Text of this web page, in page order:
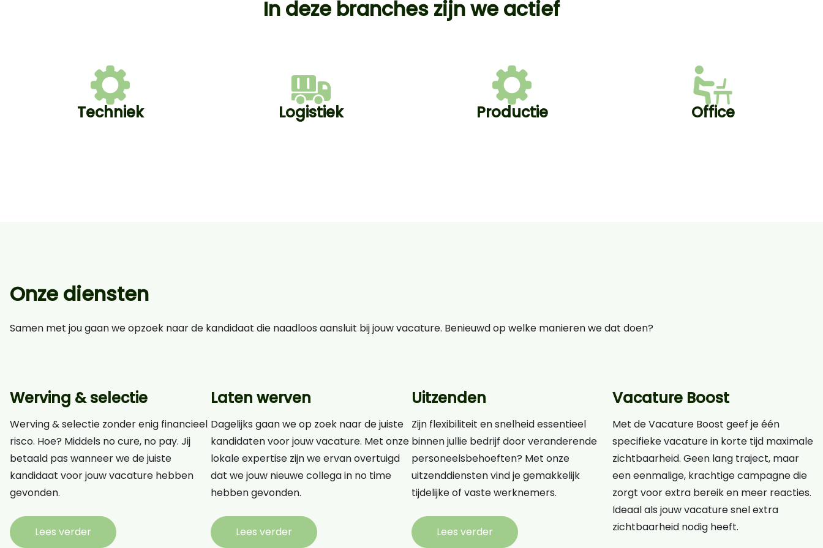
In deze branches zijn we actief
Techniek Logistiek Productie Office
Onze diensten
Samen met jou gaan we opzoek naar de kandidaat die naadloos aansluit bij jouw vacature. Benieuwd op welke manieren we dat doen?
Werving & selectie
Werving & selectie zonder enig financieel
risco. Hoe? Middels no cure, no pay. Jij
betaald pas wanneer we de juiste
kandidaat voor jouw vacature hebben
gevonden.
Lees verder
Laten werven
Dagelijks gaan we op zoek naar de juiste
kandidaten voor jouw vacature. Met onze
lokale expertise zijn we ervan overtuigd
dat we jouw nieuwe collega in no time
hebben gevonden.
Lees verder
Uitzenden
Zijn flexibiliteit en snelheid essentieel
binnen jullie bedrijf door veranderende
personeelsbehoeften? Met onze
uitzenddiensten vind je gemakkelijk
tijdelijke of vaste werknemers.
Lees verder
Vacature Boost
Met de Vacature Boost geef je één
specifieke vacature in korte tijd maximale
zichtbaarheid. Geen lang traject, maar
een eenmalige, krachtige campagne die
zorgt voor extra bereik en meer reacties.
Ideaal als jouw vacature snel extra
zichtbaarheid nodig heeft.